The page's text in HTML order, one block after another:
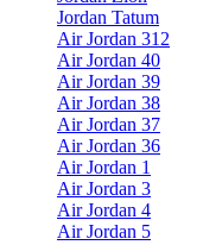
Jordan Tatum
Air Jordan 312
Air Jordan 40
Air Jordan 39
Air Jordan 38
Air Jordan 37
Air Jordan 36
Air Jordan 1
Air Jordan 3
Air Jordan 4
Air Jordan 5